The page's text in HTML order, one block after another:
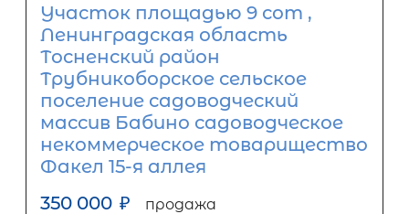
Участок площадью 9 сот ,
Ленинградская область
Тосненский район
Трубникоборское сельское
поселение садоводческий
массив Бабино садоводческое
некоммерческое товарищество
Факел 15-я аллея
350 000 ₽ продажа